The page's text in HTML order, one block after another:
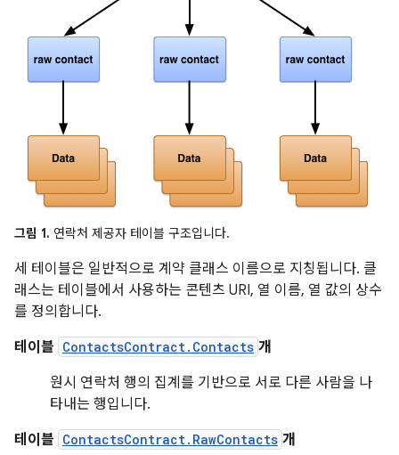
그림 1. 연락처 제공자 테이블 구조입니다.
세 테이블은 일반적으로 계약 클래스 이름으로 지칭됩니다. 클
래스는 테이블에서 사용하는 콘텐츠 URI, 열 이름, 열 값의 상수
를 정의합니다.
테이블 ContactsContract.Contacts 개
원시 연락처 행의 집계를 기반으로 서로 다른 사람을 나
타내는 행입니다.
테이블 ContactsContract.RawContacts 개